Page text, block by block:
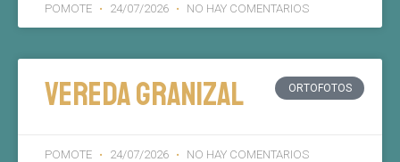
POMOTE 24/07/2026 NO HAY COMENTARIOS
ORTOFOTOS
Vereda Granizal
POMOTE 24/07/2026 NO HAY COMENTARIOS